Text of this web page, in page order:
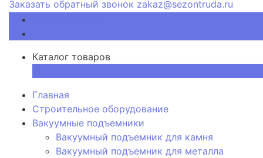
Заказать обратный звонок zakaz@sezontruda.ru
Каталог товаров
Главная
Строительное оборудование
Вакуумные подъемники
Вакуумный подъемник для камня
Вакуумный подъемник для металла